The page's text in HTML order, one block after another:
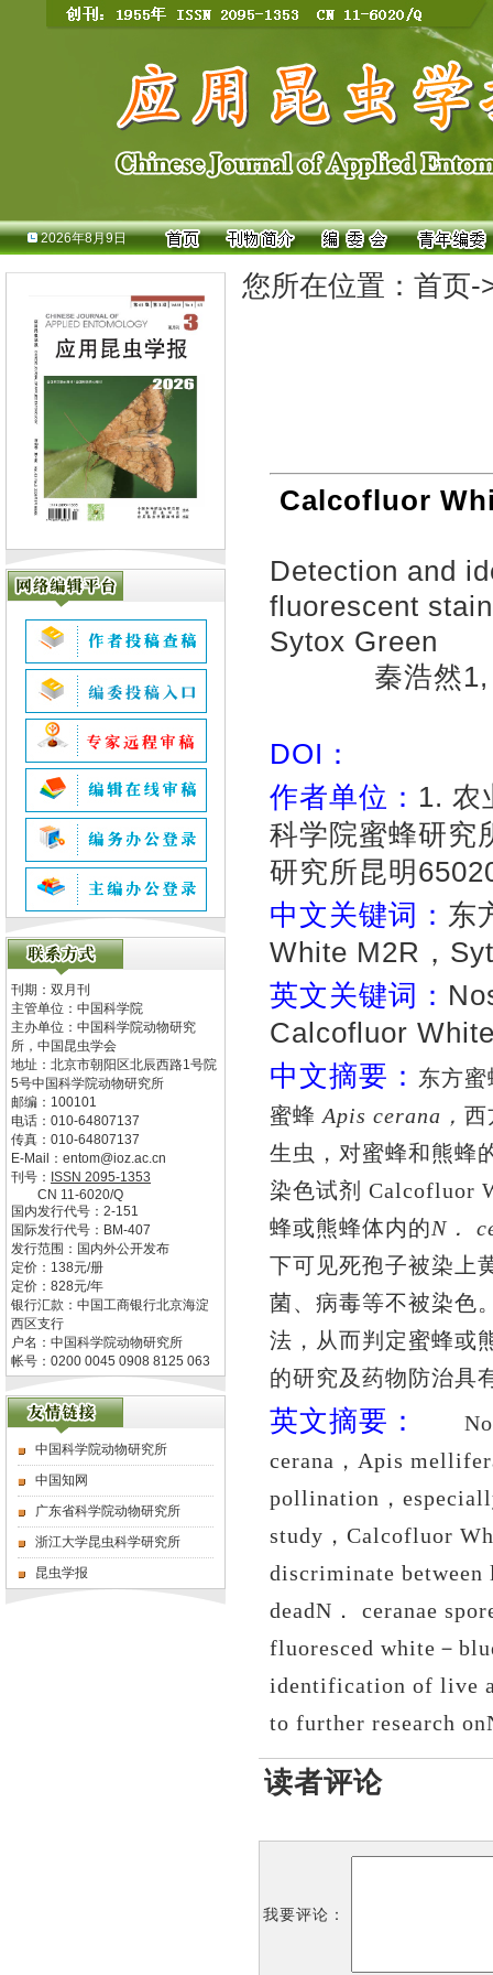
2026年8月9日
刊期：双月刊
主管单位： 中国科学院
主办单位： 中国科学院动物研究
所，中国昆虫学会
地址： 北京市朝阳区北辰西路1号院
5号中国科学院动物研究所
邮编： 100101
电话： 010-64807137
传真： 010-64807137
E-Mail： entom@ioz.ac.cn
刊号： ISSN 2095-1353
CN 11-6020/Q
国内发行代号： 2-151
国际发行代号： BM-407
发行范围：国内外公开发布
定价： 138元/册
定价： 828元/年
银行汇款：中国工商银行北京海淀
西区支行
户名：中国科学院动物研究所
帐号：0200 0045 0908 8125 063
中国科学院动物研究所
中国知网
广东省科学院动物研究所
浙江大学昆虫科学研究所
昆虫学报
您所在位置： 首页-
Calcofluor
Detection and
fluorescent
Sytox Green
秦浩然
DOI：
作者单位： 1. 农
科学院蜜蜂研究
研究所昆明
中文关键词： 东
White M2R，
英文关键词：
Calcofluor
中文摘要： 东方
蜜蜂 Apis cerana ，
生虫， 对蜜蜂和熊蜂
染色试剂 Calcofluor
蜂或熊蜂体内的N．
下可见死孢子被染上
菌、 病毒等不被染色
法 ， 从而判定蜜蜂或
的研究及药物防治具
英文摘要：
cerana ， Apis
pollination ，
study ， Calcofluor
discriminate between
deadN ．
ceranae
fluoresced white －
identification of live
to further research
读者评论
我要评论：